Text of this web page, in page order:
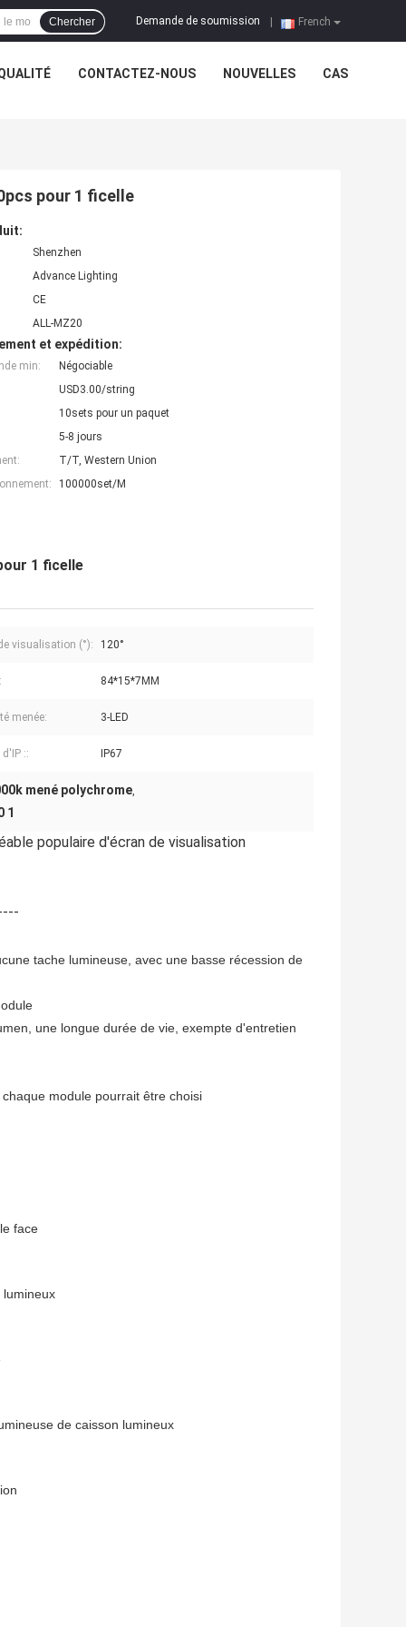
French
Demande de soumission
Chercher
CONTACTEZ-NOUS NOUVELLES CAS
pour 1 ficelle
Shenzhen
Advance Lighting
CE
ALL-MZ20
et expédition:
min:
Négociable
USD3.00/string
10sets pour un paquet
5-8 jours
T/T, Western Union
100000set/M
1 ficelle
visualisation (°): 120°
84*15*7MM
menée: 3-LED
d'IP :: IP67
mené polychrome,
1
populaire d'écran de visualisation
tache lumineuse, avec une basse récession de
une longue durée de vie, exempte d'entretien
module pourrait être choisi
face
lumineux
de caisson lumineux